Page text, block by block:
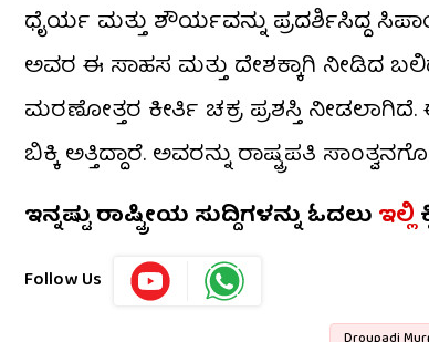
ಧೈರ್ಯ ಮತ್ತು ಶೌರ್ಯವನ್ನು ಪ್ರದರ್ಶಿಸಿದ್ದ
ಅವರ ಈ ಸಾಹಸ ಮತ್ತು ದೇಶಕ್ಕಾಗಿ ನೀಡಿದ
ಮರಣೋತ್ತರ ಕೀರ್ತಿ ಚಕ್ರ ಪ್ರಶಸ್ತಿ
ಬಿಕ್ಕಿ ಅತ್ತಿದ್ದಾರೆ. ಅವರನ್ನು ರಾಷ್ಟ್ರಪತಿ
ಇನ್ನಷ್ಟು ರಾಷ್ಟ್ರೀಯ ಸುದ್ದಿಗಳನ್ನು ಓದಲು ಇಲ್ಲಿ
Follow Us